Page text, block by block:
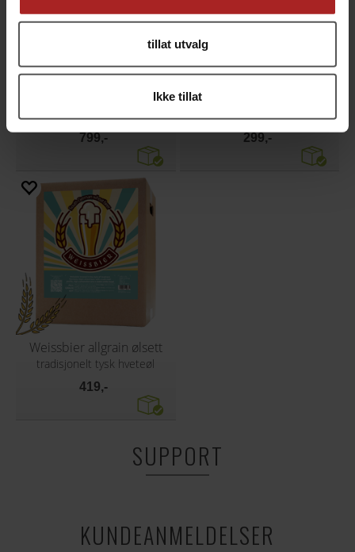
tillat utvalg
Ikke tillat
330 ml sort ølboks - 216 stk
lokk ikke inkludert
799,-
brune long-neck flasker
299,-
Weissbier allgrain ølsett
tradisjonelt tysk hveteøl
419,-
SUPPORT
KUNDEANMELDELSER